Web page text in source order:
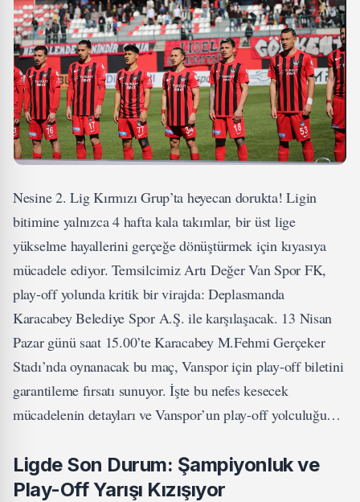
Nesine 2. Lig Kırmızı Grup’ta heyecan dorukta! Ligin
bitimine yalnızca 4 hafta kala takımlar, bir üst lige
yükselme hayallerini gerçeğe dönüştürmek için kıyasıya
mücadele ediyor. Temsilcimiz Artı Değer Van Spor FK,
play-off yolunda kritik bir virajda: Deplasmanda
Karacabey Belediye Spor A.Ş. ile karşılaşacak. 13 Nisan
Pazar günü saat 15.00’te Karacabey M.Fehmi Gerçeker
Stadı’nda oynanacak bu maç, Vanspor için play-off biletini
garantileme fırsatı sunuyor. İşte bu nefes kesecek
mücadelenin detayları ve Vanspor’un play-off yolculuğu…
Ligde Son Durum: Şampiyonluk ve
Play-Off Yarışı Kızışıyor